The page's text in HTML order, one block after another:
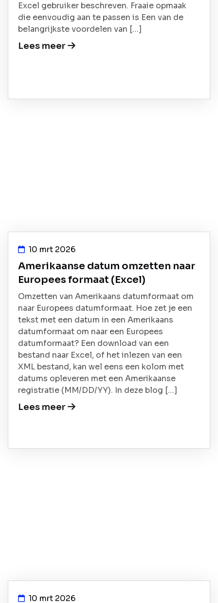
Excel gebruiker beschreven. Fraaie opmaak
die eenvoudig aan te passen is Een van de
belangrijkste voordelen van […]
Lees meer
10 mrt 2026
Amerikaanse datum omzetten naar
Europees formaat (Excel)
Omzetten van Amerikaans datumformaat om
naar Europees datumformaat. Hoe zet je een
tekst met een datum in een Amerikaans
datumformaat om naar een Europees
datumformaat? Een download van een
bestand naar Excel, of het inlezen van een
XML bestand, kan wel eens een kolom met
datums opleveren met een Amerikaanse
registratie (MM/DD/YY). In deze blog […]
Lees meer
10 mrt 2026